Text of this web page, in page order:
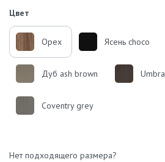
Цвет
Орех Ясень choco
Дуб ash brown Umbra
Coventry grey
Нет подходящего размера?